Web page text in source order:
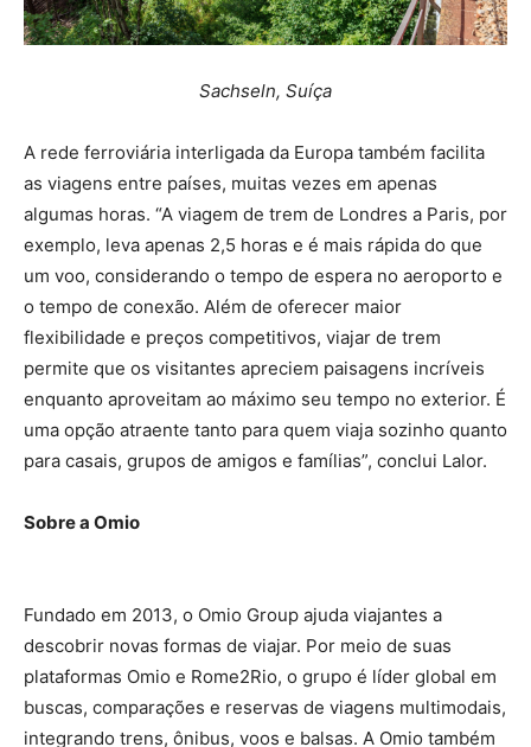
Sachseln, Suíça
A rede ferroviária interligada da Europa também facilita
as viagens entre países, muitas vezes em apenas
algumas horas. “A viagem de trem de Londres a Paris, por
exemplo, leva apenas 2,5 horas e é mais rápida do que
um voo, considerando o tempo de espera no aeroporto e
o tempo de conexão. Além de oferecer maior
flexibilidade e preços competitivos, viajar de trem
permite que os visitantes apreciem paisagens incríveis
enquanto aproveitam ao máximo seu tempo no exterior. É
uma opção atraente tanto para quem viaja sozinho quanto
para casais, grupos de amigos e famílias”, conclui Lalor.
Sobre a Omio
Fundado em 2013, o Omio Group ajuda viajantes a
descobrir novas formas de viajar. Por meio de suas
plataformas Omio e Rome2Rio, o grupo é líder global em
buscas, comparações e reservas de viagens multimodais,
integrando trens, ônibus, voos e balsas. A Omio também